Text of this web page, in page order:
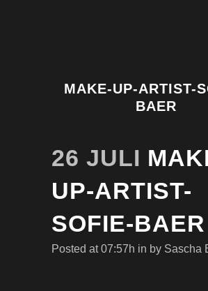
MAKE-UP-ARTIST-
BAER
26 JULI
UP-ARTIST-
SOFIE-BAER
Posted at 07:57h in by Sascha